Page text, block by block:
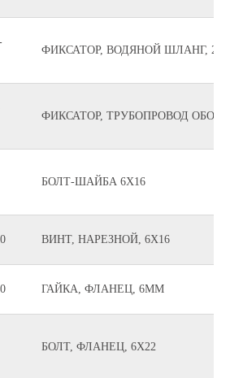
ФИКСАТОР, ВОДЯНОЙ ШЛАНГ,
ФИКСАТОР, ТРУБОПРОВОД
БОЛТ-ШАЙБА 6X16
ВИНТ, НАРЕЗНОЙ, 6X16
ГАЙКА, ФЛАНЕЦ, 6MM
БОЛТ, ФЛАНЕЦ, 6X22